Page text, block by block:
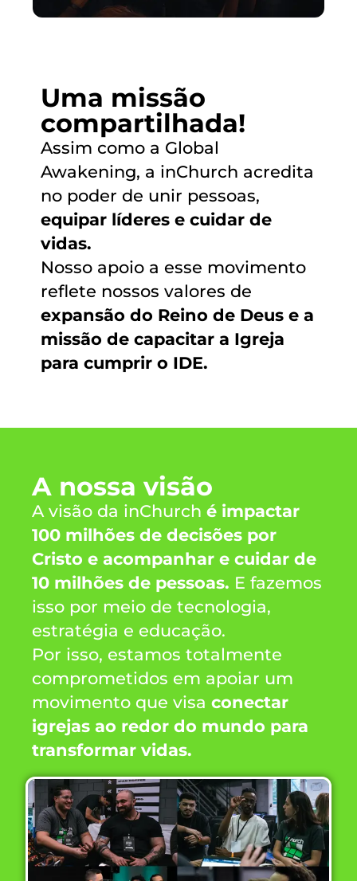
Uma missão
compartilhada!
Assim como a Global
Awakening, a inChurch acredita
no poder de unir pessoas,
equipar líderes e cuidar de
vidas.
Nosso apoio a esse movimento
reflete nossos valores de
expansão do Reino de Deus e a
missão de capacitar a Igreja
para cumprir o IDE.
A nossa visão
A visão da inChurch é impactar
100 milhões de decisões por
Cristo e acompanhar e cuidar de
10 milhões de pessoas. E fazemos
isso por meio de tecnologia,
estratégia e educação.
Por isso, estamos totalmente
comprometidos em apoiar um
movimento que visa conectar
igrejas ao redor do mundo para
transformar vidas.